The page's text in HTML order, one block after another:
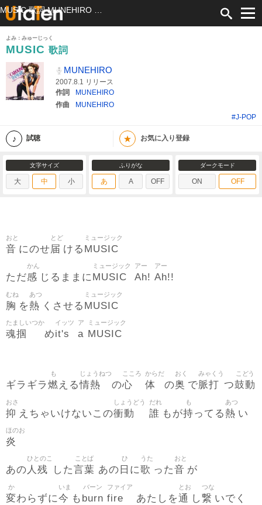
よみ：みゅーじっく
MUSIC 歌詞
MUNEHIRO
2007.8.1 リリース
作詞
MUNEHIRO
作曲
MUNEHIRO
#J-POP
試聴 ★ お気に入り登録
文字サイズ
大 中 小
ふりがな
あ A OFF
ダークモード
ON OFF
音
おと
にのせ届
とど
ける MUSIC
ミュージック
ただ感
かん
じるままに MUSIC
ミュージック
Ah
アー
! Ah
アー
!!
胸
むね
を熱
あつ
くさせる MUSIC
ミュージック
魂掴
たましいつか
めit's
イッツ
a
ア
MUSIC
ミュージック
ギラギラ 燃
も
える情熱
じょうねつ
の心
こころ
体
からだ
の奥
おく
で脈打
みゃくう
つ鼓動
こどう
抑
おさ
えちゃいけないこの衝動
しょうどう
誰
だれ
もが持
も
ってる熱
あつ
い
炎
ほのお
あの 人残
ひとのこ
した言葉
ことば
あの 日
ひ
に歌
うた
った音
おと
が
変
か
わらずに今
いま
も burn
バーン
fire
ファイア
あたしを通
とお
し繋
つな
いでく